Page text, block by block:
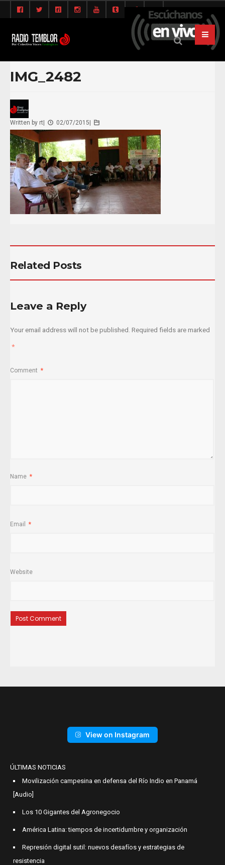
IMG_2482
Written by rt 02/07/2015
Related Posts
Leave a Reply
Your email address will not be published. Required fields are marked
*
Comment *
Name *
Email *
Website
View on Instagram
ÚLTIMAS NOTICIAS
Movilización campesina en defensa del Río Indio en Panamá
[Audio]
Los 10 Gigantes del Agronegocio
América Latina: tiempos de incertidumbre y organización
Represión digital sutil: nuevos desafíos y estrategias de
resistencia